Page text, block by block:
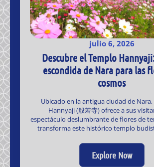
Descubre el Templo
escondida de Nara para las
cosmos
julio 6, 2026
Ubicado en la antigua ciudad de
Hannyaji (般若寺) ofrece a sus
espectáculo deslumbrante de flores de
transforma este histórico templo
Explore Now